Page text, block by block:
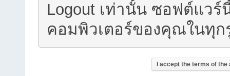
Logout เท่านั้น ซอฟต์แวร์
คอมพิวเตอร์ของคุณในทุ